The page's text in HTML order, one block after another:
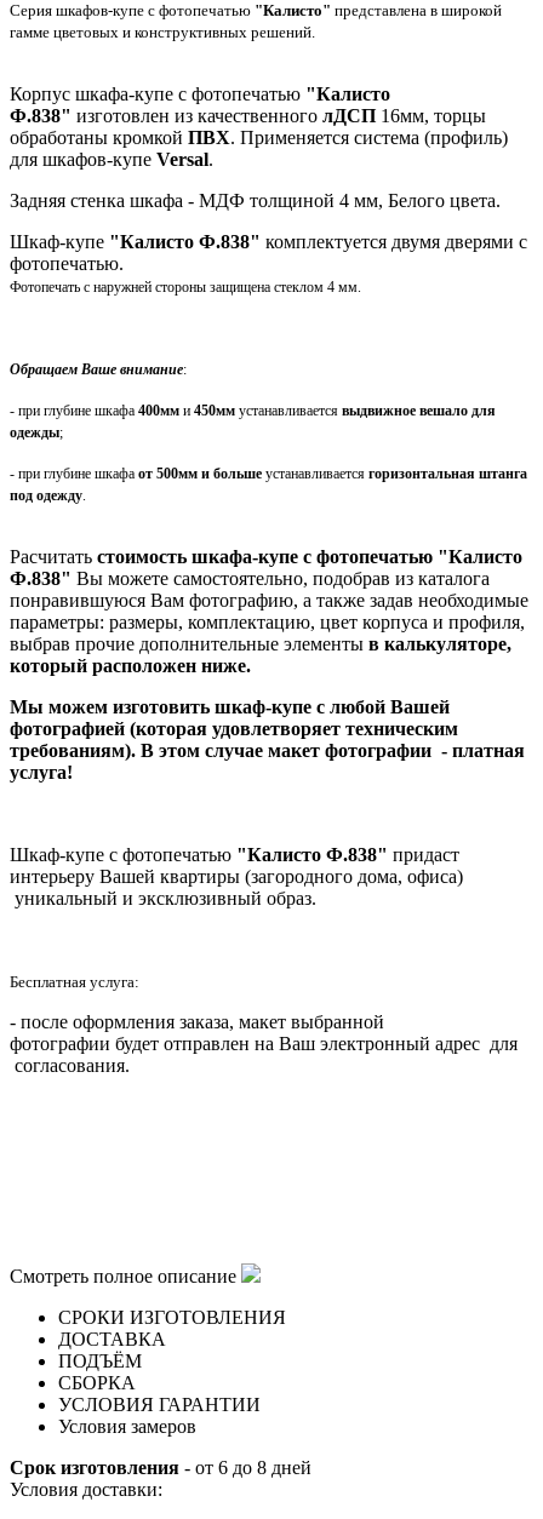
Серия шкафов-купе с фотопечатью "Калисто" представлена в широкой
гамме цветовых и конструктивных решений.
Корпус шкафа-купе с фотопечатью "Калисто
Ф.838" изготовлен из качественного лДСП 16мм, торцы
обработаны кромкой ПВХ. Применяется система (профиль)
для шкафов-купе Versal.
Задняя стенка шкафа - МДФ толщиной 4 мм, Белого цвета.
Шкаф-купе "Калисто Ф.838" комплектуется двумя дверями с
фотопечатью.
Фотопечать с наружней стороны защищена стеклом 4 мм.
Обращаем Ваше внимание:
- при глубине шкафа 400мм и 450мм устанавливается выдвижное вешало для
одежды;
- при глубине шкафа от 500мм и больше устанавливается горизонтальная штанга
под одежду.
Расчитать стоимость шкафа-купе с фотопечатью "Калисто
Ф.838" Вы можете самостоятельно, подобрав из каталога
понравившуюся Вам фотографию, а также задав необходимые
параметры: размеры, комплектацию, цвет корпуса и профиля,
выбрав прочие дополнительные элементы в калькуляторе,
который расположен ниже.
Мы можем изготовить шкаф-купе с любой Вашей
фотографией (которая удовлетворяет техническим
требованиям). В этом случае макет фотографии - платная
услуга!
Шкаф-купе с фотопечатью "Калисто Ф.838" придаст
интерьеру Вашей квартиры (загородного дома, офиса)
уникальный и эксклюзивный образ.
Бесплатная услуга:
- после оформления заказа, макет выбранной
фотографии будет отправлен на Ваш электронный адрес для
согласования.
Смотреть полное описание
СРОКИ ИЗГОТОВЛЕНИЯ
ДОСТАВКА
ПОДЪЁМ
СБОРКА
УСЛОВИЯ ГАРАНТИИ
Условия замеров
Срок изготовления - от 6 до 8 дней
Условия доставки: